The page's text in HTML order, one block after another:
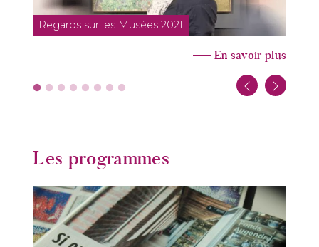
Regards sur les Musées 2021
En savoir plus
Les programmes